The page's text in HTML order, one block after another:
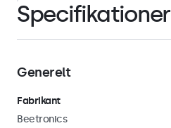
Specifikationer
Generelt
Fabrikant
Beetronics